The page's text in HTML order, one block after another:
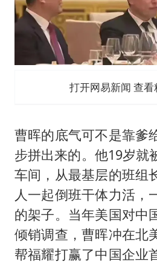
打开网易新闻 查
曹晖的底气可不是靠爹
步拼出来的。他19岁就
车间，从最基层的班组
人一起倒班干体力活，
的架子。当年美国对中
倾销调查，曹晖冲在北
帮福耀打赢了中国企业